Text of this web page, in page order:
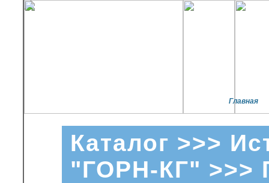
Главная
Каталог >>>
"ГОРН-КГ" >>>